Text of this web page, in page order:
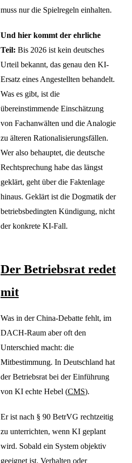
muss nur die Spielregeln einhalten.
Und hier kommt der ehrliche
Teil: Bis 2026 ist kein deutsches
Urteil bekannt, das genau den KI-
Ersatz eines Angestellten behandelt.
Was es gibt, ist die
übereinstimmende Einschätzung
von Fachanwälten und die Analogie
zu älteren Rationalisierungsfällen.
Wer also behauptet, die deutsche
Rechtsprechung habe das längst
geklärt, geht über die Faktenlage
hinaus. Geklärt ist die Dogmatik der
betriebsbedingten Kündigung, nicht
der konkrete KI-Fall.
Der Betriebsrat redet
mit
Was in der China-Debatte fehlt, im
DACH-Raum aber oft den
Unterschied macht: die
Mitbestimmung. In Deutschland hat
der Betriebsrat bei der Einführung
von KI echte Hebel (CMS).
Er ist nach § 90 BetrVG rechtzeitig
zu unterrichten, wenn KI geplant
wird. Sobald ein System objektiv
geeignet ist, Verhalten oder